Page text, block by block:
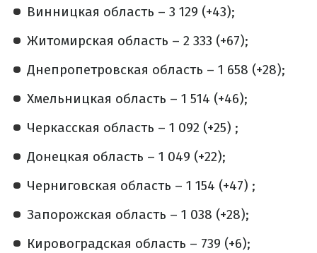
Винницкая область – 3 129 (+43);
Житомирская область – 2 333 (+67);
Днепропетровская область – 1 658 (+28);
Хмельницкая область – 1 514 (+46);
Черкасская область – 1 092 (+25) ;
Донецкая область – 1 049 (+22);
Черниговская область – 1 154 (+47) ;
Запорожская область – 1 038 (+28);
Кировоградская область – 739 (+6);